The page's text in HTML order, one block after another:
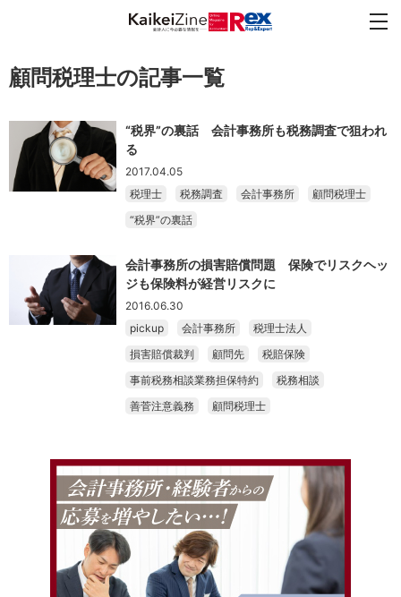
顧問税理士の記事一覧
“税界”の裏話 会計事務所も税務調査で狙われ
る
2017.04.05
税理士
税務調査 会計事務所
顧問税理士
“税界”の裏話
会計事務所の損害賠償問題 保険でリスクヘッ
ジも保険料が経営リスクに
2016.06.30
pickup
会計事務所
税理士法人
損害賠償裁判
顧問先
税賠保険
事前税務相談業務担保特約
税務相談
善菅注意義務
顧問税理士